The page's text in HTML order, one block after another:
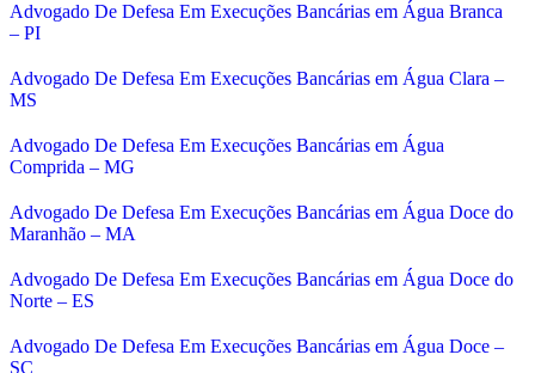
Advogado De Defesa Em Execuções Bancárias em Água Branca
– PI
Advogado De Defesa Em Execuções Bancárias em Água Clara –
MS
Advogado De Defesa Em Execuções Bancárias em Água
Comprida – MG
Advogado De Defesa Em Execuções Bancárias em Água Doce do
Maranhão – MA
Advogado De Defesa Em Execuções Bancárias em Água Doce do
Norte – ES
Advogado De Defesa Em Execuções Bancárias em Água Doce –
SC